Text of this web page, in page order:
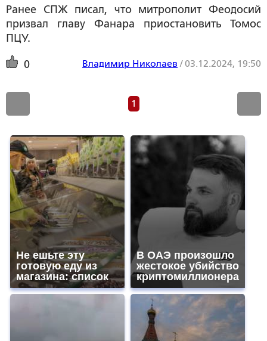
Ранее СПЖ писал, что митрополит Феодосий
призвал главу Фанара приостановить Томос
ПЦУ.
0 Владимир Николаев /03.12.2024, 19:50
1
Не ешьте эту
готовую еду из
магазина: список
В ОАЭ произошло
жестокое убийство
криптомиллионера